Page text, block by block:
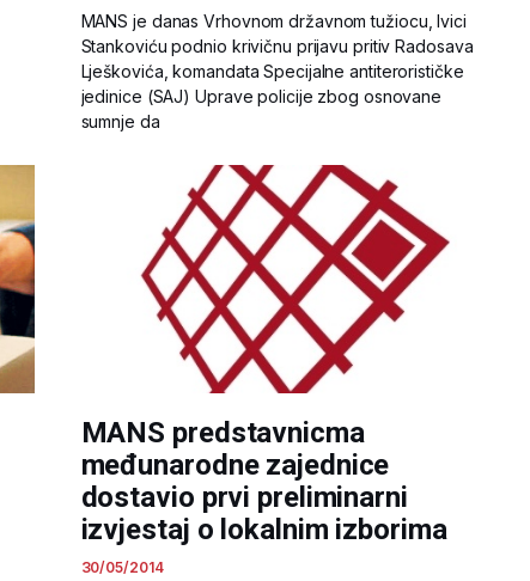
MANS je danas Vrhovnom državnom tužiocu, Ivici
Stankoviću podnio krivičnu prijavu pritiv Radosava
Lješkovića, komandata Specijalne antiterorističke
jedinice (SAJ) Uprave policije zbog osnovane
sumnje da
MANS predstavnicma
međunarodne zajednice
dostavio prvi preliminarni
izvjestaj o lokalnim izborima
30/05/2014